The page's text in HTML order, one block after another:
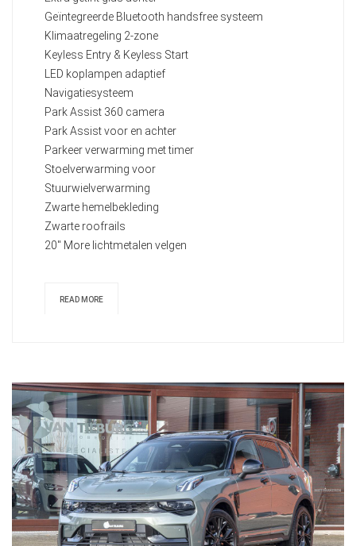
Geïntegreerde Bluetooth handsfree systeem
Klimaatregeling 2-zone
Keyless Entry & Keyless Start
LED koplampen adaptief
Navigatiesysteem
Park Assist 360 camera
Park Assist voor en achter
Parkeer verwarming met timer
Stoelverwarming voor
Stuurwielverwarming
Zwarte hemelbekleding
Zwarte roofrails
20" More lichtmetalen velgen
READ MORE